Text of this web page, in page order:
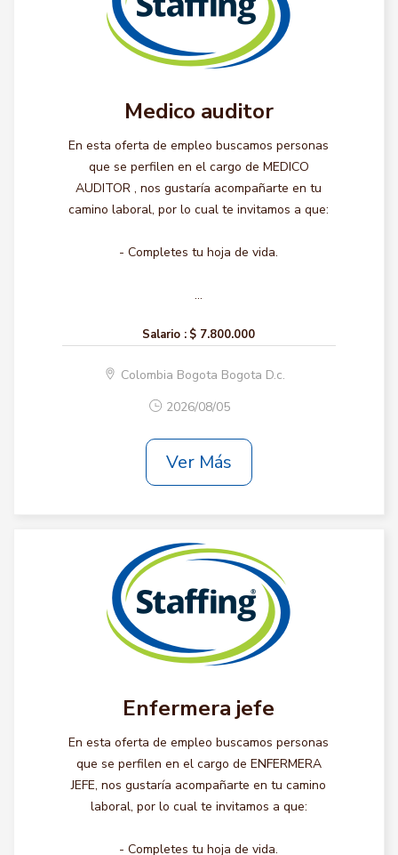
Medico auditor
En esta oferta de empleo buscamos personas
que se perfilen en el cargo de MEDICO
AUDITOR , nos gustaría acompañarte en tu
camino laboral, por lo cual te invitamos a que:
- Completes tu hoja de vida.
...
Salario : $ 7.800.000
Colombia Bogota Bogota D.c.
2026/08/05
Ver Más
Enfermera jefe
En esta oferta de empleo buscamos personas
que se perfilen en el cargo de ENFERMERA
JEFE, nos gustaría acompañarte en tu camino
laboral, por lo cual te invitamos a que:
- Completes tu hoja de vida.